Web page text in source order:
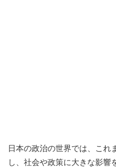
日本の政治の世界では、これ
し、社会や政策に大きな影響